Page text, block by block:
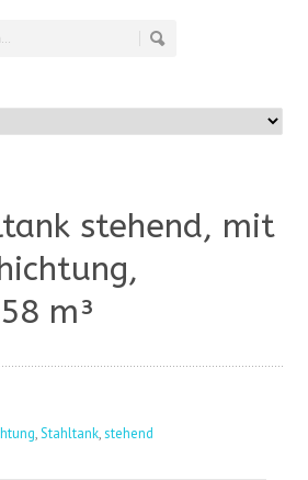
stehend, mit
m³
,Stahltank,stehend